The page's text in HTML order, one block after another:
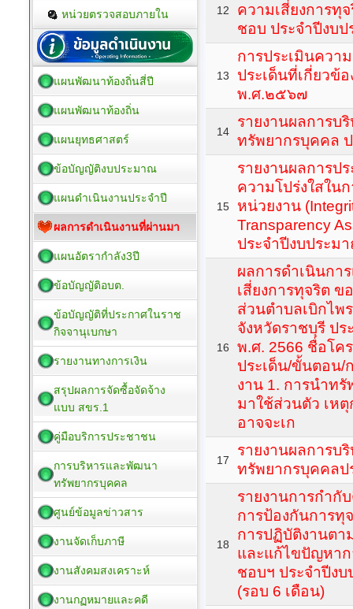
12
ความเสี่ยงการทุ
ชอบ ประจำปีงบ
13
การประเมินควา
ประเด็นที่เกี่ยวข้
พ.ศ.๒๕๖๗
14
รายงานผลการบ
ทรัพยากรบุคคล
15
รายงานผลการป
ความโปร่งใสใน
หน่วยงาน
Transparency
ประจำปีงบประม
16
ผลการดำเนินกา
เสี่ยงการทุจริต ข
ส่วนตำบลเบิกไพ
จังหวัดราชบุรี ป
พ.ศ. 2566 ชื่อโค
ประเด็น/ขั้นตอน/
งาน 1. การนำท
มาใช้ส่วนตัว เห
อาจจะเก
17
รายงานผลการบ
ทรัพยากรบุคคลป
18
รายงานการกำกั
การป้องกันการทุ
การปฏิบัติงานตา
และแก้ไขปัญหา
ชอบฯ ประจำปีง
(รอบ 6 เดือน)
หน่วยตรวจสอบภายใน
แผนพัฒนาท้องถิ่นสี่ปี
แผนพัฒนาท้องถิ่น
แผนยุทธศาสตร์
ข้อบัญญัติงบประมาณ
แผนดำเนินงานประจำปี
ผลการดำเนินงานที่ผ่านมา
แผนอัตรากำลัง3ปี
ข้อบัญญัติอบต.
ข้อบัญญัติที่ประกาศในราช
กิจจานุเบกษา
รายงานทางการเงิน
สรุปผลการจัดซื้อจัดจ้าง
แบบ สขร.1
คู่มือบริการประชาชน
การบริหารและพัฒนา
ทรัพยากรบุคคล
ศูนย์ข้อมูลข่าวสาร
งานจัดเก็บภาษี
งานสังคมสงเคราะห์
งานกฏหมายและคดี